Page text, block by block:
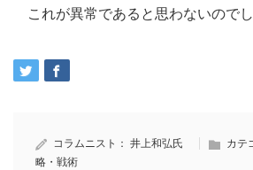
これが異常であると思わないので
コラムニスト： 井上和弘氏 カテ
略・戦術